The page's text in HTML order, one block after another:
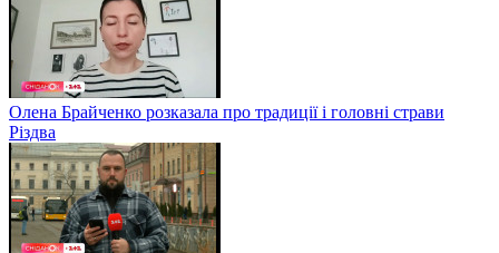
Олена Брайченко розказала про традиції і головні страви
Різдва